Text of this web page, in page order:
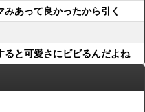
みあって良かったから引く
ると可愛さにビビるんだよね